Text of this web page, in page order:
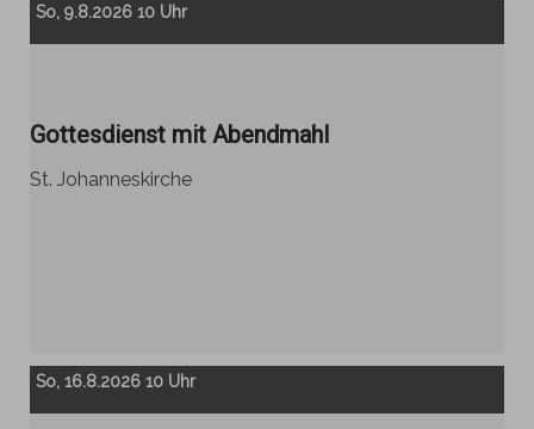
So, 9.8.2026 10 Uhr
Gottesdienst mit Abendmahl
St. Johanneskirche
So, 16.8.2026 10 Uhr